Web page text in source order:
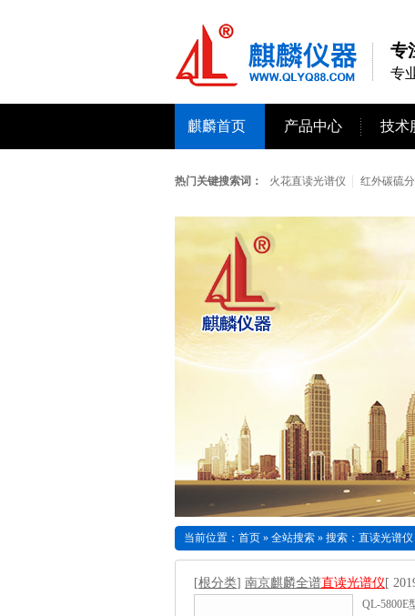
专
专
麒麟首页 产品中心 技术
热门关键搜索词： 火花直读光谱仪 红外碳硫
当前位置： 首页 » 全站搜索 » 搜索：直读光谱仪
[根分类] 南京麒麟全谱直读光谱仪 [
QL-5800E